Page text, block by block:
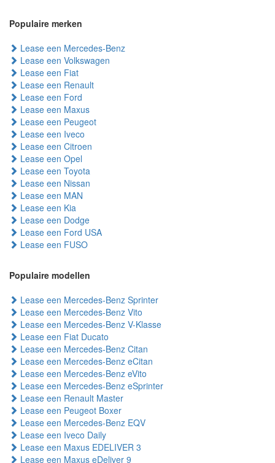
Populaire merken
Lease een Mercedes-Benz
Lease een Volkswagen
Lease een Fiat
Lease een Renault
Lease een Ford
Lease een Maxus
Lease een Peugeot
Lease een Iveco
Lease een Citroen
Lease een Opel
Lease een Toyota
Lease een Nissan
Lease een MAN
Lease een Kia
Lease een Dodge
Lease een Ford USA
Lease een FUSO
Populaire modellen
Lease een Mercedes-Benz Sprinter
Lease een Mercedes-Benz Vito
Lease een Mercedes-Benz V-Klasse
Lease een Fiat Ducato
Lease een Mercedes-Benz Citan
Lease een Mercedes-Benz eCitan
Lease een Mercedes-Benz eVito
Lease een Mercedes-Benz eSprinter
Lease een Renault Master
Lease een Peugeot Boxer
Lease een Mercedes-Benz EQV
Lease een Iveco Daily
Lease een Maxus EDELIVER 3
Lease een Maxus eDeliver 9